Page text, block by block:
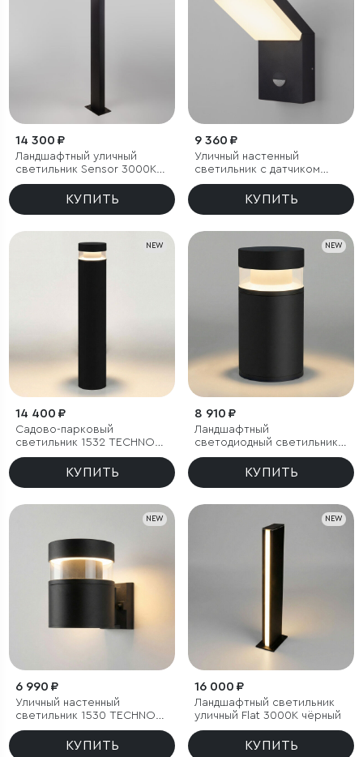
14 300 ₽
Ландшафтный уличный
светильник Sensor 3000K
Чёрный IP54
КУПИТЬ
9 360 ₽
Уличный настенный
светильник с датчиком
движения Sensor 3000K
КУПИТЬ
NEW
14 400 ₽
Садово-парковый
светильник 1532 TECHNO
LED 3000K чёрный
КУПИТЬ
NEW
8 910 ₽
Ландшафтный
светодиодный светильник
1531 TECHNO LED 3000K
КУПИТЬ
NEW
6 990 ₽
Уличный настенный
светильник 1530 TECHNO
LED 3000K чёрный
КУПИТЬ
NEW
16 000 ₽
Ландшафтный светильник
уличный Flat 3000K чёрный
КУПИТЬ